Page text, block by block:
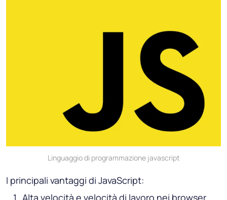
Linguaggio di programmazione javascript
I principali vantaggi di JavaScript:
Alta velocità e velocità di lavoro nei browser.